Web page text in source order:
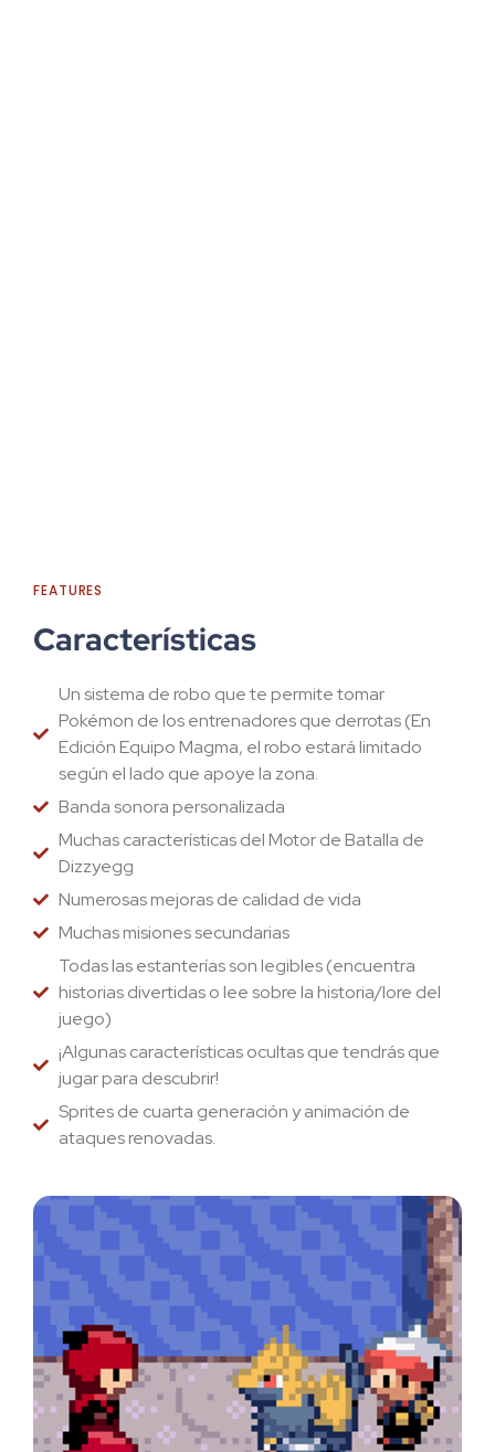
FEATURES
Características
Un sistema de robo que te permite tomar
Pokémon de los entrenadores que derrotas (En
Edición Equipo Magma, el robo estará limitado
según el lado que apoye la zona.
Banda sonora personalizada
Muchas características del Motor de Batalla de
Dizzyegg
Numerosas mejoras de calidad de vida
Muchas misiones secundarias
Todas las estanterías son legibles (encuentra
historias divertidas o lee sobre la historia/lore del
juego)
¡Algunas características ocultas que tendrás que
jugar para descubrir!
Sprites de cuarta generación y animación de
ataques renovadas.